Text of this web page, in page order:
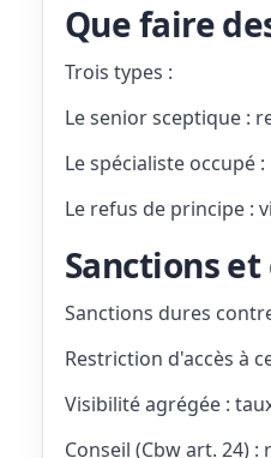
Que faire
Trois types :
Le senior sceptique :
Le spécialiste occupé
Le refus de principe :
Sanctions
Sanctions dures
Restriction d'accès à
Visibilité agrégée :
Conseil (Cbw art. 24)